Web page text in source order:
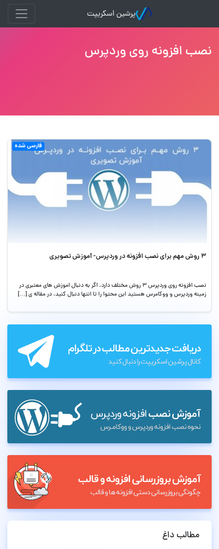
پرشین اسکریپت
نصب افزونه روی وردپرس
فارسی شده
۳ روش مهم برای نصب افزونه در وردپرس- آموزش تصویری
نصب افزونه روی وردپرس ۳ روش مختلف دارد. اگر به دنبال اموزش های معتبری در
زمینه وردپرس و ووکامرس هستید این محتوا را تا انتها دنبال کنید. در مقاله ی […]
مطالب داغ